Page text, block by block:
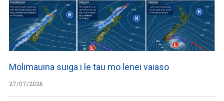
Molimauina suiga i le tau mo lenei vaiaso
27/07/2026